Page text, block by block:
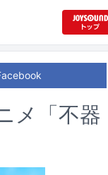
メ「不器